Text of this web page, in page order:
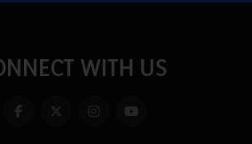
WITH US